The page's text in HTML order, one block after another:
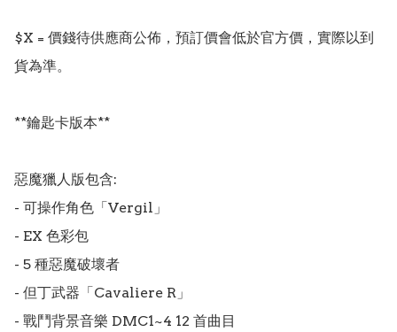
$X = 價錢待供應商公佈，預訂價會低於官方價，實際以到
貨為準。
**鑰匙卡版本**
惡魔獵人版包含:
- 可操作角色「Vergil」
- EX 色彩包
- 5 種惡魔破壞者
- 但丁武器「Cavaliere R」
- 戰鬥背景音樂 DMC1~4 12 首曲目